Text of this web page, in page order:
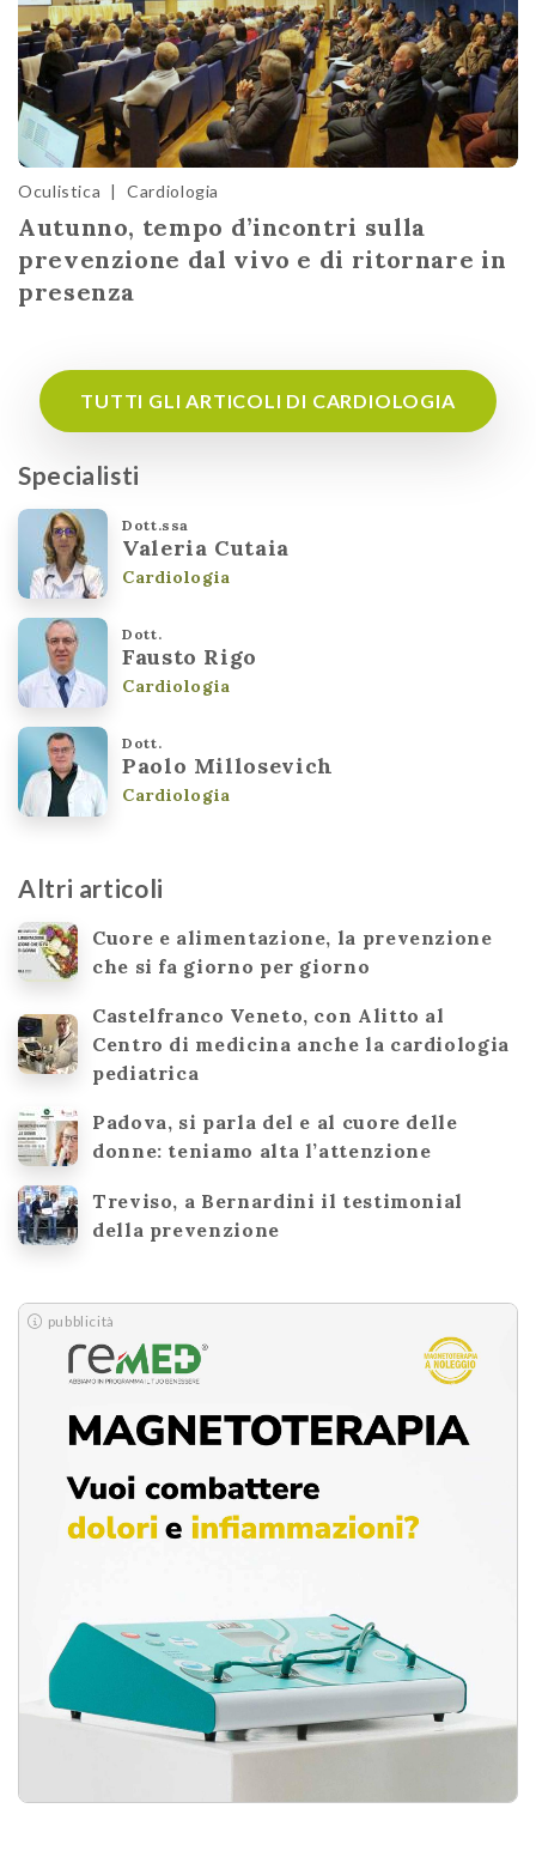
Oculistica | Cardiologia
Autunno, tempo d’incontri sulla
prevenzione dal vivo e di ritornare in
presenza
TUTTI GLI ARTICOLI DI CARDIOLOGIA
Specialisti
Dott.ssa
Valeria Cutaia
Cardiologia
Dott.
Fausto Rigo
Cardiologia
Dott.
Paolo Millosevich
Cardiologia
Altri articoli
Cuore e alimentazione, la prevenzione
che si fa giorno per giorno
Castelfranco Veneto, con Alitto al
Centro di medicina anche la cardiologia
pediatrica
Padova, si parla del e al cuore delle
donne: teniamo alta l’attenzione
Treviso, a Bernardini il testimonial
della prevenzione
pubblicità